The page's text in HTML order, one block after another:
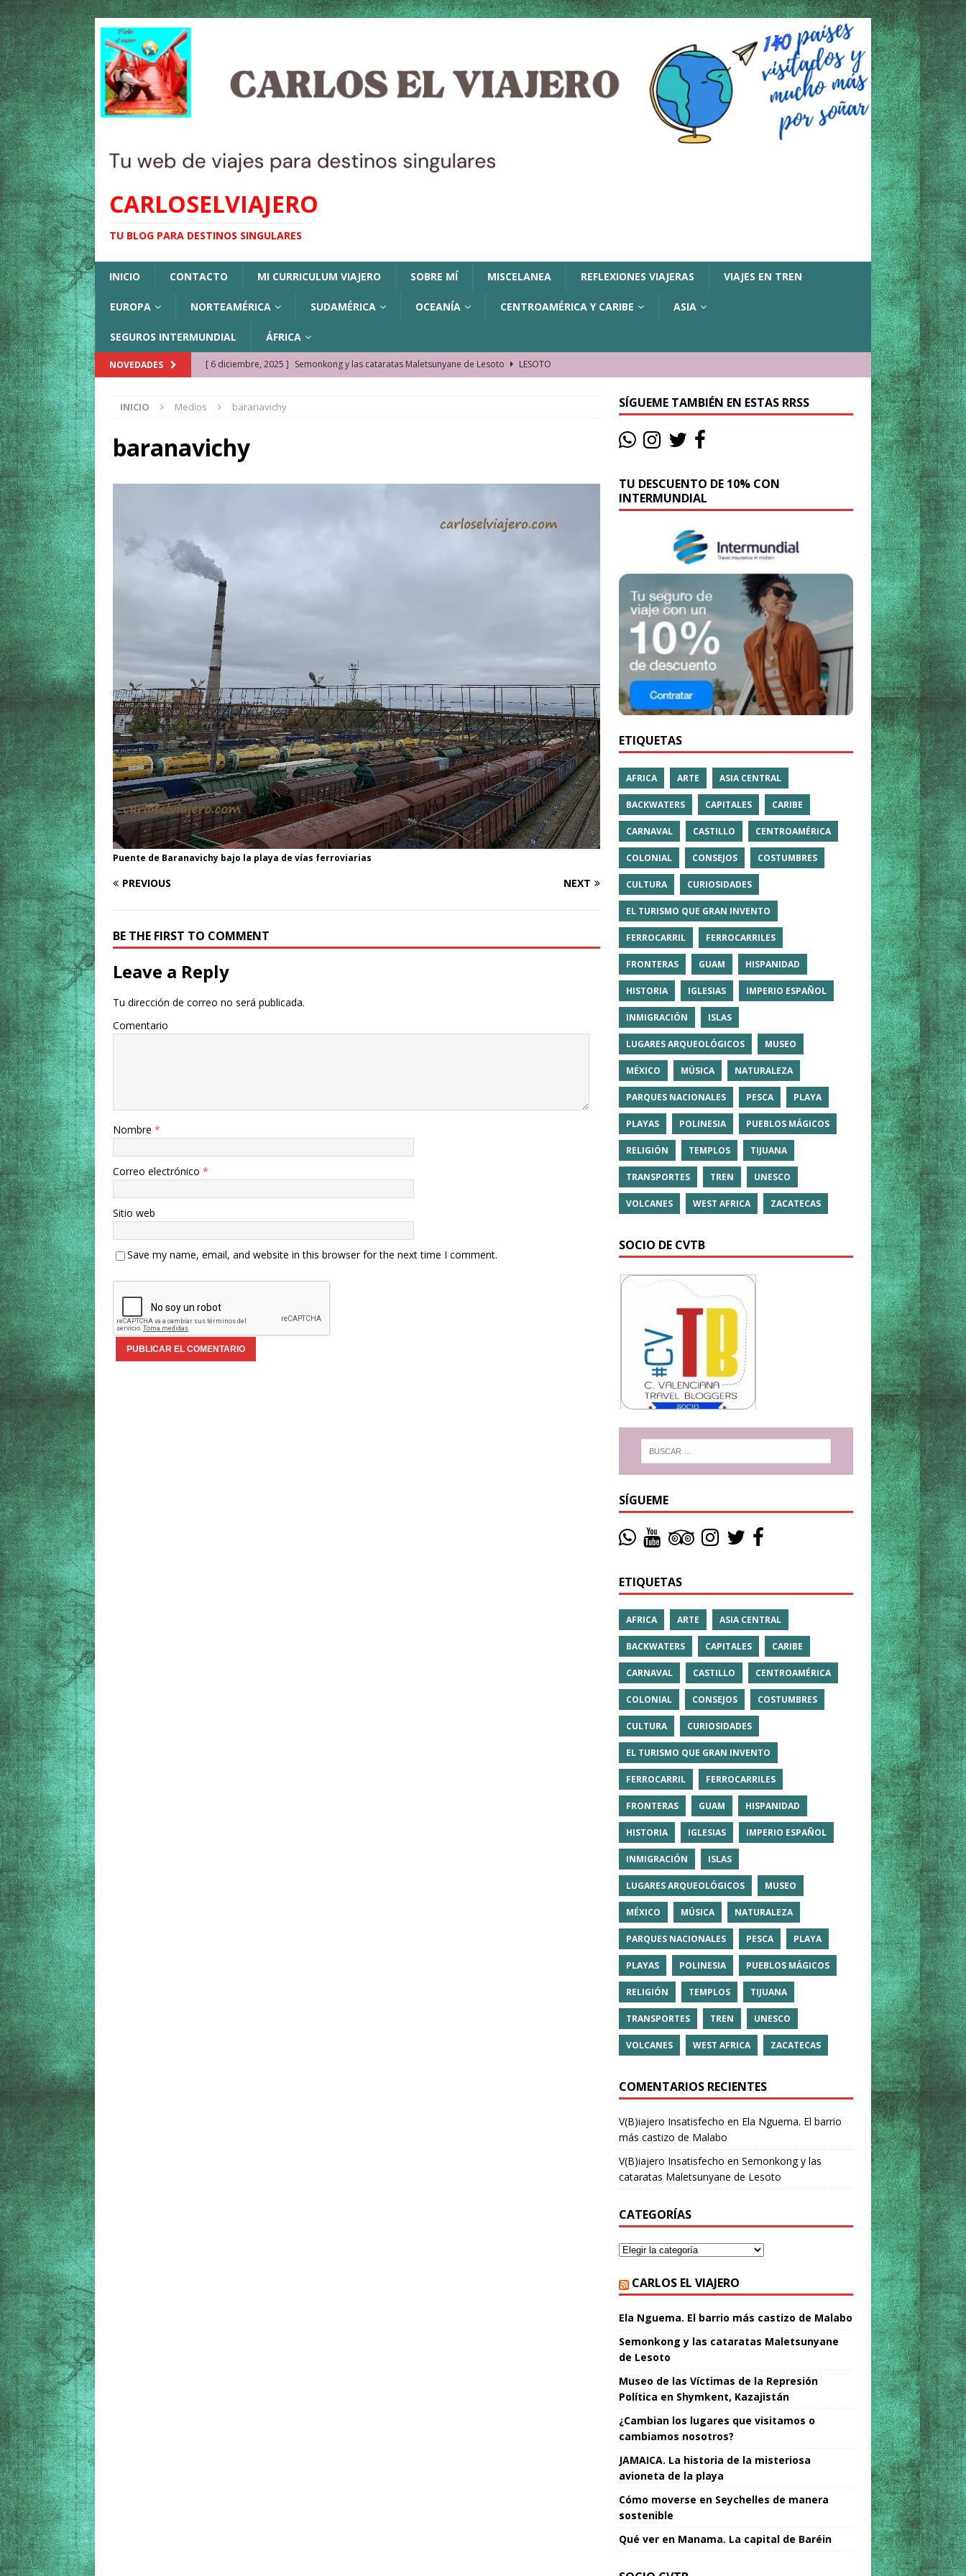
CARLOSELVIAJERO
TU BLOG PARA DESTINOS SINGULARES
INICIO CONTACTO MI CURRICULUM VIAJERO SOBRE MÍ MISCELANEA REFLEXIONES VIAJERAS VIAJES EN TREN
EUROPA NORTEAMÉRICA SUDAMÉRICA OCEANÍA CENTROAMÉRICA Y CARIBE ASIA
SEGUROS INTERMUNDIAL ÁFRICA
NOVEDADES [ 6 diciembre, 2025 ] Semonkong y las cataratas Maletsunyane de Lesoto
LESOTO
KAZAJISTÁN
[ 22 noviembre, 2025 ]
REFLEXIONES VIAJERAS
[ 9 octubre, 2025 ] JAMAICA. La historia de la misteriosa avioneta de la playa
JAMAICA
[ 15 marzo, 2026 ]
INICIO Medios baranavichy
baranavichy
Puente de Baranavichy bajo la playa de vías ferroviarias
PREVIOUS NEXT
BE THE FIRST TO COMMENT
Leave a Reply
Tu dirección de correo no será publicada.
Comentario
Nombre *
Correo electrónico *
Sitio web
Save my name, email, and website in this browser for the next time I comment.
SÍGUEME TAMBIÉN EN ESTAS RRSS
TU DESCUENTO DE 10% CON
INTERMUNDIAL
ETIQUETAS
AFRICA ARTE ASIA CENTRAL
BACKWATERS CAPITALES CARIBE
CARNAVAL CASTILLO CENTROAMÉRICA
COLONIAL CONSEJOS COSTUMBRES
CULTURA CURIOSIDADES
EL TURISMO QUE GRAN INVENTO
FERROCARRIL FERROCARRILES
FRONTERAS GUAM HISPANIDAD
HISTORIA IGLESIAS IMPERIO ESPAÑOL
INMIGRACIÓN ISLAS
LUGARES ARQUEOLÓGICOS MUSEO
MÉXICO MÚSICA NATURALEZA
PARQUES NACIONALES PESCA PLAYA
PLAYAS POLINESIA PUEBLOS MÁGICOS
RELIGIÓN TEMPLOS TIJUANA
TRANSPORTES TREN UNESCO
VOLCANES WEST AFRICA ZACATECAS
SOCIO DE CVTB
SÍGUEME
ETIQUETAS
AFRICA ARTE ASIA CENTRAL
BACKWATERS CAPITALES CARIBE
CARNAVAL CASTILLO CENTROAMÉRICA
COLONIAL CONSEJOS COSTUMBRES
CULTURA CURIOSIDADES
EL TURISMO QUE GRAN INVENTO
FERROCARRIL FERROCARRILES
FRONTERAS GUAM HISPANIDAD
HISTORIA IGLESIAS IMPERIO ESPAÑOL
INMIGRACIÓN ISLAS
LUGARES ARQUEOLÓGICOS MUSEO
MÉXICO MÚSICA NATURALEZA
PARQUES NACIONALES PESCA PLAYA
PLAYAS POLINESIA PUEBLOS MÁGICOS
RELIGIÓN TEMPLOS TIJUANA
TRANSPORTES TREN UNESCO
VOLCANES WEST AFRICA ZACATECAS
COMENTARIOS RECIENTES
V(B)iajero Insatisfecho en Ela Nguema. El barrio
más castizo de Malabo
V(B)iajero Insatisfecho en Semonkong y las
cataratas Maletsunyane de Lesoto
CATEGORÍAS
CARLOS EL VIAJERO
Ela Nguema. El barrio más castizo de Malabo
Semonkong y las cataratas Maletsunyane
de Lesoto
Museo de las Víctimas de la Represión
Política en Shymkent, Kazajistán
¿Cambian los lugares que visitamos o
cambiamos nosotros?
JAMAICA. La historia de la misteriosa
avioneta de la playa
Cómo moverse en Seychelles de manera
sostenible
Qué ver en Manama. La capital de Baréin